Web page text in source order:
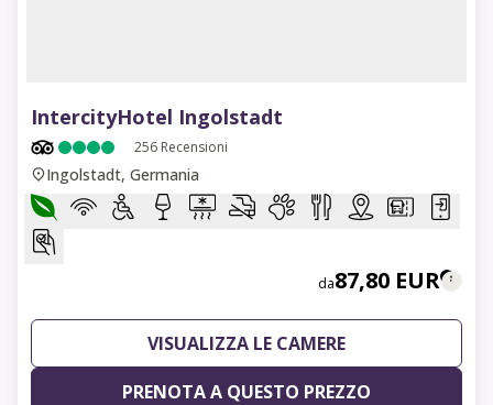
IntercityHotel Ingolstadt
256 Recensioni
Ingolstadt, Germania
da87,80 EUR
VISUALIZZA LE CAMERE
PRENOTA A QUESTO PREZZO